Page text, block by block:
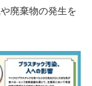
廃棄物の発生を